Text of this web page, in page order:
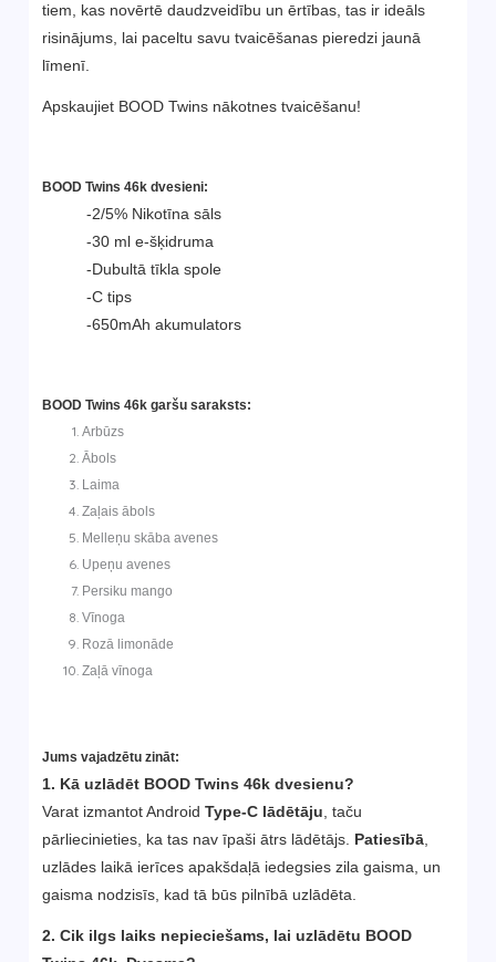
tiem, kas novērtē daudzveidību un ērtības, tas ir ideāls
risinājums, lai paceltu savu tvaicēšanas pieredzi jaunā
līmenī.
Apskaujiet BOOD Twins nākotnes tvaicēšanu!
BOOD Twins 46k dvesieni:
-2/5% Nikotīna sāls
-30 ml e-šķidruma
-Dubultā tīkla spole
-C tips
-650mAh akumulators
BOOD Twins 46k garšu saraksts:
Arbūzs
Ābols
Laima
Zaļais ābols
Melleņu skāba avenes
Upeņu avenes
Persiku mango
Vīnoga
Rozā limonāde
Zaļā vīnoga
Jums vajadzētu zināt:
1. Kā uzlādēt BOOD Twins 46k dvesienu?
Varat izmantot AndroidType-C lādētāju , taču
pārliecinieties, ka tas nav īpaši ātrs lādētājs. Patiesībā
uzlādes laikā ierīces apakšdaļā iedegsies zila gaisma, un
gaisma nodzisīs, kad tā būs pilnībā uzlādēta.
2. Cik ilgs laiks nepieciešams, lai uzlādētu BOOD